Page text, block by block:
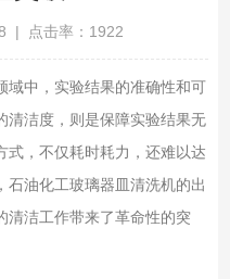
| 点击率：1922
域中，实验结果的准确性和可
清洁度，则是保障实验结果无
式，不仅耗时耗力，还难以达
石油化工玻璃器皿清洗机的出
清洁工作带来了革命性的突